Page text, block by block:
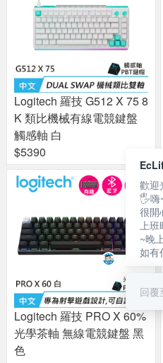
Logitech 羅技 G512 X 75 8
K 類比機械有線電競鍵盤
觸感軸 白
$5390
Logitech 羅技 PRO X 60%
光學茶軸 無線電競鍵盤 黑
色
歡迎
🖐嗨
很開
上班
~晚
如有